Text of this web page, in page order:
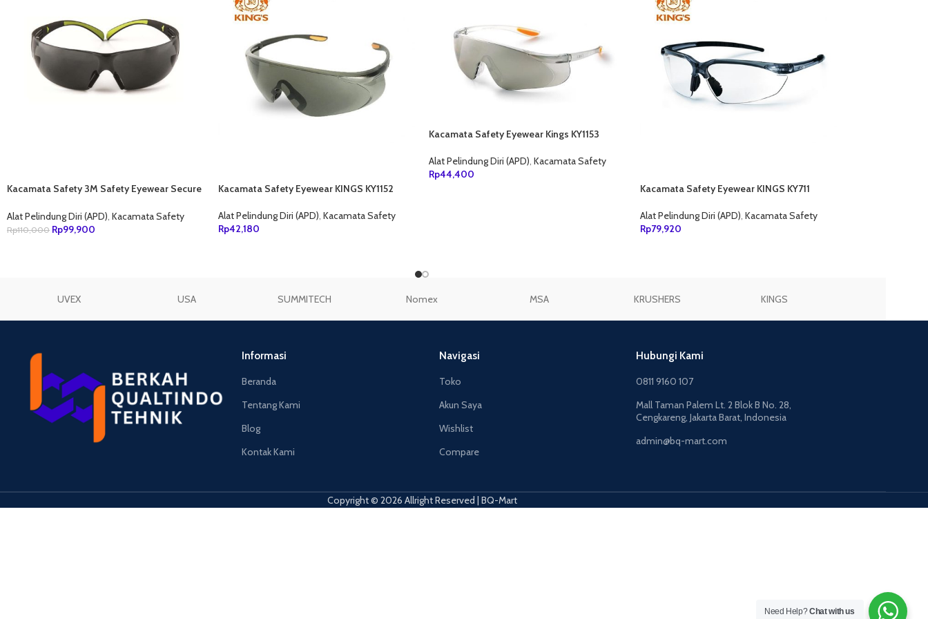
Kacamata Safety 3M Safety Eyewear Secure
Alat Pelindung Diri (APD), Kacamata Safety
Rp110,000 Rp99,900
Kacamata Safety Eyewear KINGS KY1152
Alat Pelindung Diri (APD), Kacamata Safety
Rp42,180
Kacamata Safety Eyewear Kings KY1153
Alat Pelindung Diri (APD) Kacamata Safety
Rp44,400
Kacamata Safety Eyewear KINGS KY711
Alat Pelindung Diri (APD), Kacamata Safety
Rp79,920
UVEX USA SUMMITECH Nomex MSA KRUSHERS KINGS
Informasi
Beranda
Tentang Kami
Blog
Kontak Kami
Navigasi
Toko
Akun Saya
Wishlist
Compare
Hubungi Kami
0811 9160 107
Mall Taman Palem Lt. 2 Blok B No. 28,
Cengkareng, Jakarta Barat, Indonesia
admin@bq-mart.com
Copyright © 2026 Allright Reserved | BQ-Mart
Need Help?Chat with us